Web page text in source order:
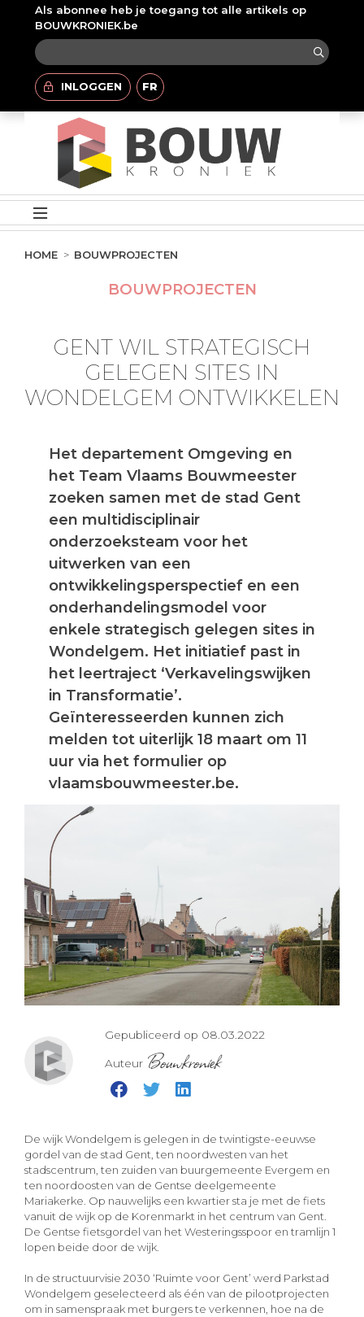
Als abonnee heb je toegang tot alle artikels op
BOUWKRONIEK.be
INLOGGEN FR
HOME BOUWPROJECTEN
BOUWPROJECTEN
GENT WIL STRATEGISCH
GELEGEN SITES IN
WONDELGEM ONTWIKKELEN
Het departement Omgeving en
het Team Vlaams Bouwmeester
zoeken samen met de stad Gent
een multidisciplinair
onderzoeksteam voor het
uitwerken van een
ontwikkelingsperspectief en een
onderhandelingsmodel voor
enkele strategisch gelegen sites in
Wondelgem. Het initiatief past in
het leertraject ‘Verkavelingswijken
in Transformatie’.
Geïnteresseerden kunnen zich
melden tot uiterlijk 18 maart om 11
uur via het formulier op
vlaamsbouwmeester.be.
Gepubliceerd op 08.03.2022
Auteur Bouwkroniek
De wijk Wondelgem is gelegen in de twintigste-eeuwse
gordel van de stad Gent, ten noordwesten van het
stadscentrum, ten zuiden van buurgemeente Evergem en
ten noordoosten van de Gentse deelgemeente
Mariakerke. Op nauwelijks een kwartier sta je met de fiets
vanuit de wijk op de Korenmarkt in het centrum van Gent.
De Gentse fietsgordel van het Westeringsspoor en tramlijn 1
lopen beide door de wijk.
In de structuurvisie 2030 ‘Ruimte voor Gent’ werd Parkstad
Wondelgem geselecteerd als één van de pilootprojecten
om in samenspraak met burgers te verkennen, hoe na de